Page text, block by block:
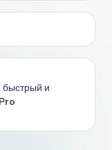
быстрый и